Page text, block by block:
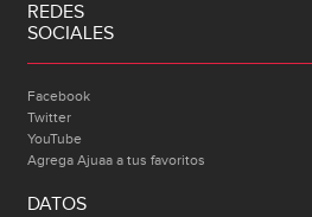
REDES
SOCIALES
Facebook
Twitter
YouTube
Agrega Ajuaa a tus favoritos
DATOS